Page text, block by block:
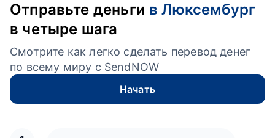
Отправьте деньги в Люксембург
в четыре шага
Смотрите как легко сделать перевод денег
по всему миру с SendNOW
Начать